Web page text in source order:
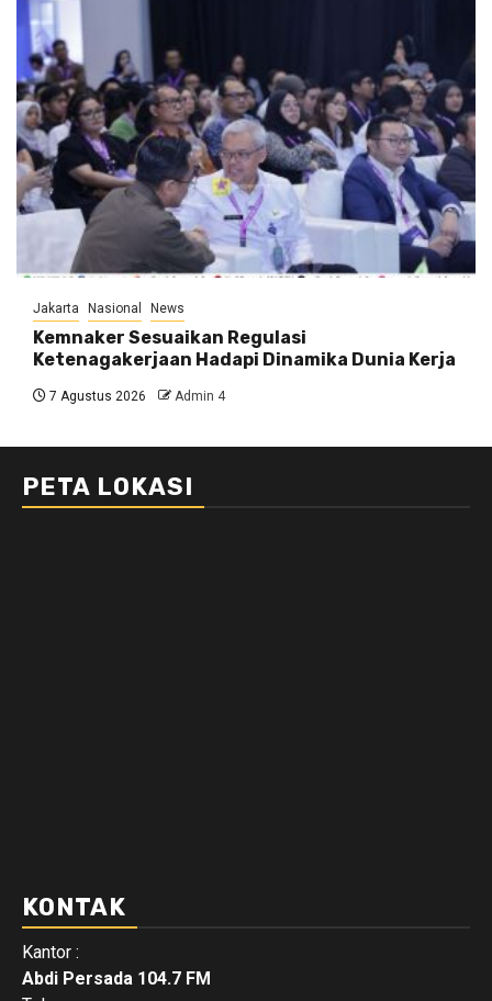
Jakarta Nasional News
Kemnaker Sesuaikan Regulasi
Ketenagakerjaan Hadapi Dinamika Dunia Kerja
7 Agustus 2026 Admin 4
PETA LOKASI
KONTAK
Kantor :
Abdi Persada 104.7 FM